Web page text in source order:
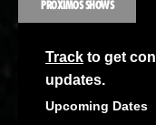
PRÓXIMOS SHOWS
Track to get
updates.
Upcoming Dates